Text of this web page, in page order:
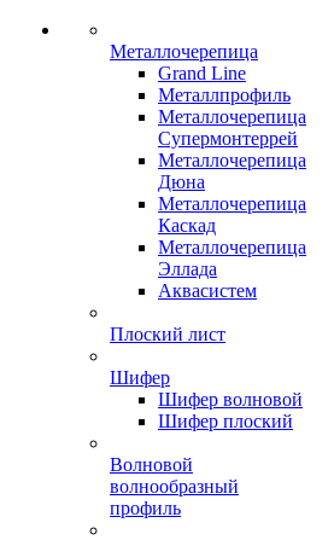
Металлочерепица
Grand Line
Металлпрофиль
Металлочерепица
Супермонтеррей
Металлочерепица
Дюна
Металлочерепица
Каскад
Металлочерепица
Эллада
Аквасистем
Плоский лист
Шифер
Шифер волновой
Шифер плоский
Волновой
волнообразный
профиль